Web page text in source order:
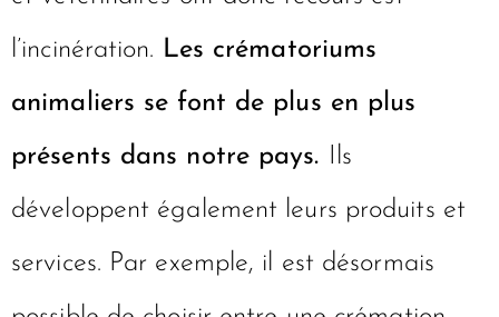
l’incinération. Les crématoriums
animaliers se font de plus en plus
présents dans notre pays. Ils
développent également leurs produits et
services. Par exemple, il est désormais